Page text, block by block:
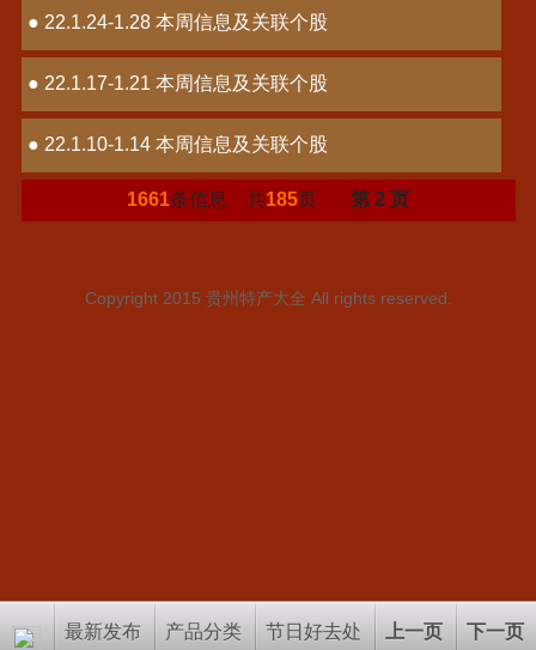
● 22.1.24-1.28 本周信息及关联个股
● 22.1.17-1.21 本周信息及关联个股
● 22.1.10-1.14 本周信息及关联个股
1661条信息 共185页 第 2 页
Copyright 2015 贵州特产大全 All rights reserved.
最新发布 产品分类 节日好去处 上一页 下一页